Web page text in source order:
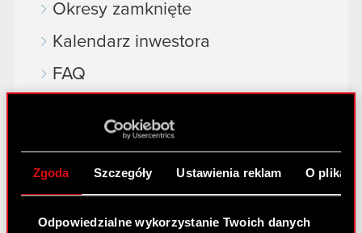
Zgoda Szczegóły Ustawienia reklam O
Odpowiedzialne wykorzystanie Twoich danych
Okresy zamknięte
Kalendarz inwestora
FAQ
Kontakt IR
Dowiedz się więcej:
thewitcher.com